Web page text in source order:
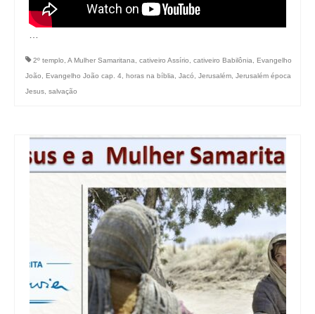
2º templo A Mulher Samaritana cativeiro Assírio cativeiro Babilônia
Evangelho
João
Evangelho João cap. 4 horas na bíblia Jacó Jerusalém Jerusalém época
Jesus salvação